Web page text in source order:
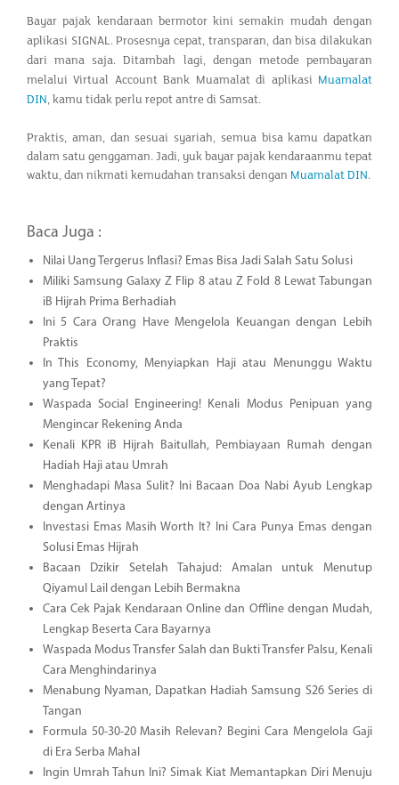
Bayar pajak kendaraan bermotor kini semakin mudah dengan
aplikasi SIGNAL. Prosesnya cepat, transparan, dan bisa dilakukan
dari mana saja. Ditambah lagi, dengan metode pembayaran
melalui Virtual Account Bank Muamalat di aplikasi Muamalat
DIN, kamu tidak perlu repot antre di Samsat.
Praktis, aman, dan sesuai syariah, semua bisa kamu dapatkan
dalam satu genggaman. Jadi, yuk bayar pajak kendaraanmu tepat
waktu, dan nikmati kemudahan transaksi dengan Muamalat DIN.
Baca Juga :
Nilai Uang Tergerus Inflasi? Emas Bisa Jadi Salah Satu Solusi
Miliki Samsung Galaxy Z Flip 8 atau Z Fold 8 Lewat Tabungan
iB Hijrah Prima Berhadiah
Ini 5 Cara Orang Have Mengelola Keuangan dengan Lebih
Praktis
In This Economy, Menyiapkan Haji atau Menunggu Waktu
yang Tepat?
Waspada Social Engineering! Kenali Modus Penipuan yang
Mengincar Rekening Anda
Kenali KPR iB Hijrah Baitullah, Pembiayaan Rumah dengan
Hadiah Haji atau Umrah
Menghadapi Masa Sulit? Ini Bacaan Doa Nabi Ayub Lengkap
dengan Artinya
Investasi Emas Masih Worth It? Ini Cara Punya Emas dengan
Solusi Emas Hijrah
Bacaan Dzikir Setelah Tahajud: Amalan untuk Menutup
Qiyamul Lail dengan Lebih Bermakna
Cara Cek Pajak Kendaraan Online dan Offline dengan Mudah,
Lengkap Beserta Cara Bayarnya
Waspada Modus Transfer Salah dan Bukti Transfer Palsu, Kenali
Cara Menghindarinya
Menabung Nyaman, Dapatkan Hadiah Samsung S26 Series di
Tangan
Formula 50-30-20 Masih Relevan? Begini Cara Mengelola Gaji
di Era Serba Mahal
Ingin Umrah Tahun Ini? Simak Kiat Memantapkan Diri Menuju